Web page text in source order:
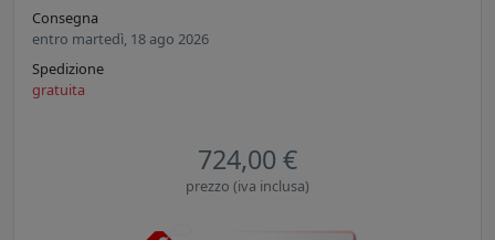
Consegna
entro martedì, 18 ago 2026
Spedizione
gratuita
724,00 €
prezzo (iva inclusa)